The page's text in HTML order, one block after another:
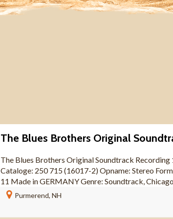
The Blues Brothers Original Soundtrack
Cataloge: 250 715 (16017-2) Opname: Stereo
11 Made in GERMANY Genre: Soundtrack, Chicago
Purmerend, NH